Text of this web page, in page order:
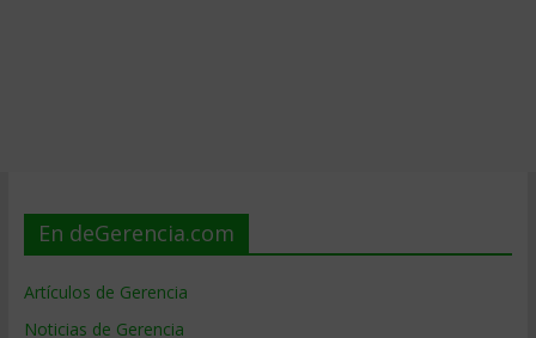
En deGerencia.com
Artículos de Gerencia
Noticias de Gerencia